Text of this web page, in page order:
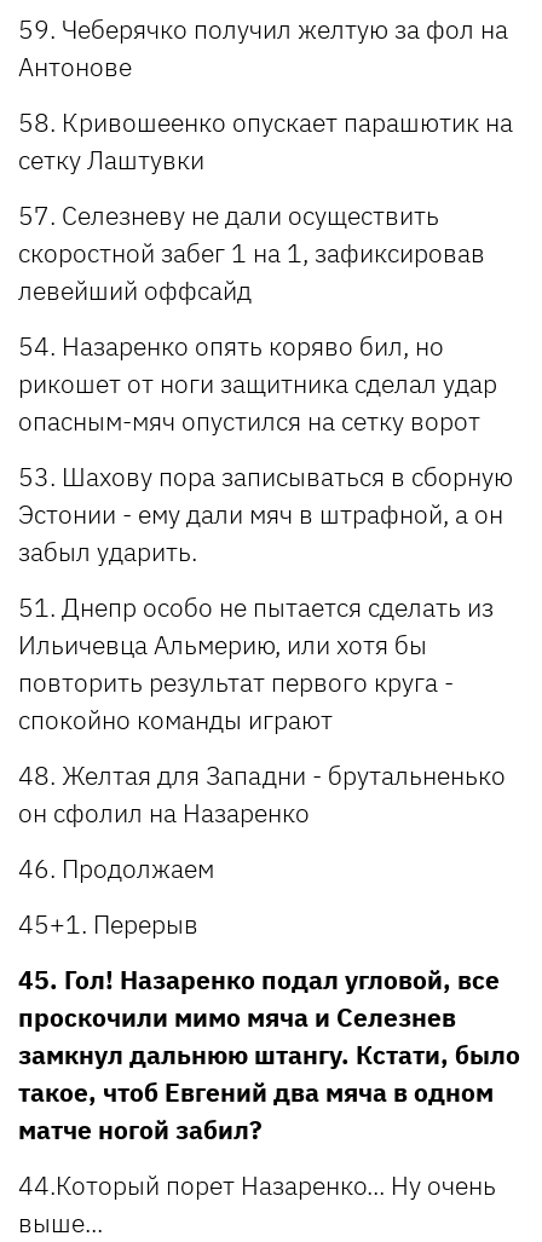
59. Чеберячко получил желтую за фол на
Антонове
58. Кривошеенко опускает парашютик на
сетку Лаштувки
57. Селезневу не дали осуществить
скоростной забег 1 на 1, зафиксировав
левейший оффсайд
54. Назаренко опять коряво бил, но
рикошет от ноги защитника сделал удар
опасным-мяч опустился на сетку ворот
53. Шахову пора записываться в сборную
Эстонии - ему дали мяч в штрафной, а он
забыл ударить.
51. Днепр особо не пытается сделать из
Ильичевца Альмерию, или хотя бы
повторить результат первого круга -
спокойно команды играют
48. Желтая для Западни - брутальненько
он сфолил на Назаренко
46. Продолжаем
45+1. Перерыв
45. Гол! Назаренко подал угловой, все
проскочили мимо мяча и Селезнев
замкнул дальнюю штангу. Кстати, было
такое, чтоб Евгений два мяча в одном
матче ногой забил?
44.Который порет Назаренко... Ну очень
выше...